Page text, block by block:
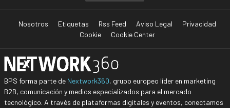
Nosotros Etiquetas Rss Feed Aviso Legal
Privacidad
Cookie
Cookie Center
BPS forma parte de Nextwork360, grupo europeo líder en marketing
B2B, comunicación y medios especializados para el mercado
tecnológico. A través de plataformas digitales y eventos, conectamos